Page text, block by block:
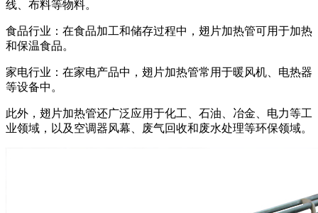
线、布料等物料。
食品行业：在食品加工和储存过程中，翅片加热管可用于加热
和保温食品。
家电行业：在家电产品中，翅片加热管常用于暖风机、电热器
等设备中。
此外，翅片加热管还广泛应用于化工、石油、冶金、电力等工
业领域，以及空调器风幕、废气回收和废水处理等环保领域。